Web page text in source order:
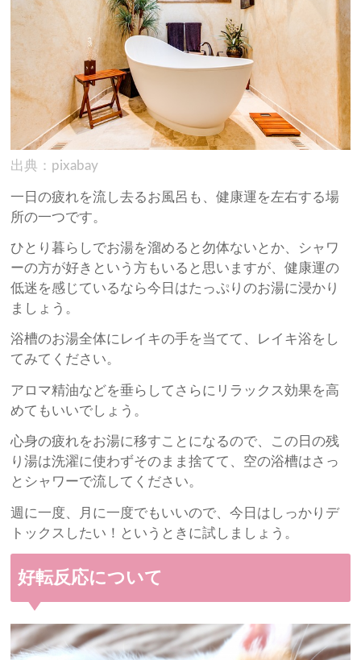
出典：pixabay
一日の疲れを流し去るお風呂も、健康運を左右する場
所の一つです。
ひとり暮らしでお湯を溜めると勿体ないとか、シャワ
ーの方が好きという方もいると思いますが、健康運の
低迷を感じているなら今日はたっぷりのお湯に浸かり
ましょう。
浴槽のお湯全体にレイキの手を当てて、レイキ浴をし
てみてください。
アロマ精油などを垂らしてさらにリラックス効果を高
めてもいいでしょう。
心身の疲れをお湯に移すことになるので、この日の残
り湯は洗濯に使わずそのまま捨てて、空の浴槽はさっ
とシャワーで流してください。
週に一度、月に一度でもいいので、今日はしっかりデ
トックスしたい！というときに試しましょう。
好転反応について